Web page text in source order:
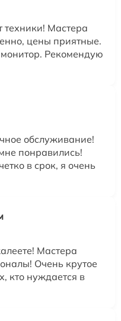
Мастера
цены приятные.
Рекомендую
обслуживание!
понравились!
в срок, я очень
Мастера
Очень крутое
кто нуждается в